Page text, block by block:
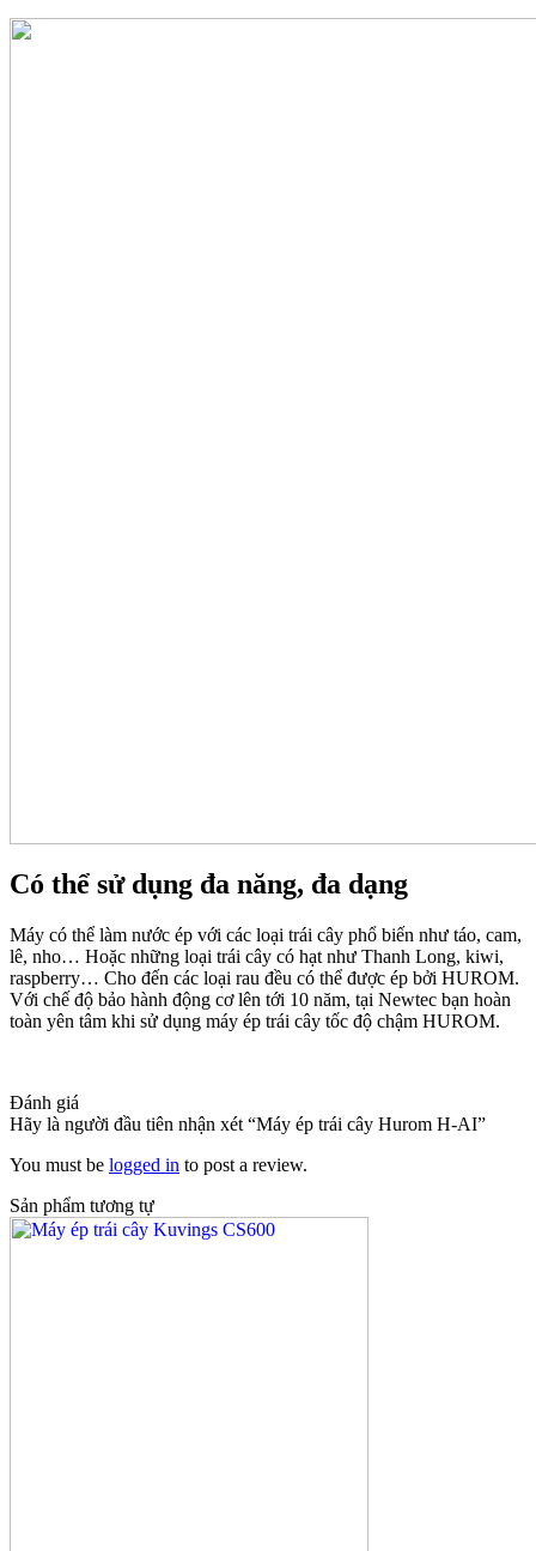
Có thể sử dụng đa năng, đa dạng
Máy có thể làm nước ép với các loại trái cây phổ biến như táo, cam,
lê, nho… Hoặc những loại trái cây có hạt như Thanh Long, kiwi,
raspberry… Cho đến các loại rau đều có thể được ép bởi HUROM.
Với chế độ bảo hành động cơ lên tới 10 năm, tại Newtec bạn hoàn
toàn yên tâm khi sử dụng máy ép trái cây tốc độ chậm HUROM.
Đánh giá
Hãy là người đầu tiên nhận xét “Máy ép trái cây Hurom H-AI”
You must be logged in to post a review.
Sản phẩm tương tự